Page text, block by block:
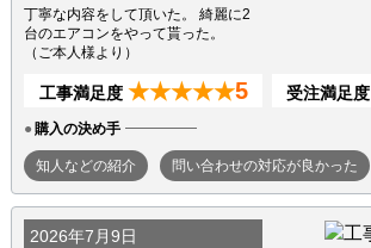
丁寧な内容をして頂いた。 綺麗に2
台のエアコンをやって貰った。
（ご本人様より）
工事満足度 ★★★★★5 受注満足度
購入の決め手
知人などの紹介 問い合わせの対応が良かった
2026年7月9日